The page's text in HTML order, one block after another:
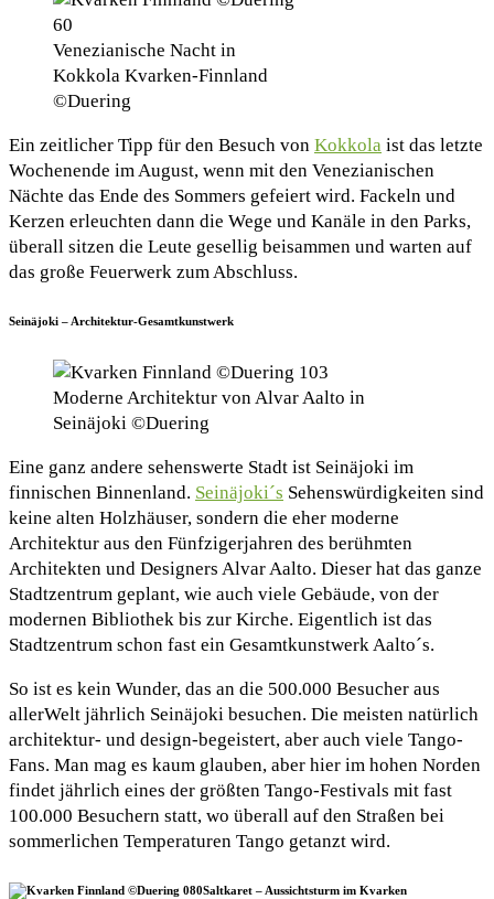
Venezianische Nacht in
Kokkola Kvarken-Finnland
©Duering
Ein zeitlicher Tipp für den Besuch von Kokkola ist das letzte
Wochenende im August, wenn mit den Venezianischen
Nächte das Ende des Sommers gefeiert wird. Fackeln und
Kerzen erleuchten dann die Wege und Kanäle in den Parks,
überall sitzen die Leute gesellig beisammen und warten auf
das große Feuerwerk zum Abschluss.
Seinäjoki – Architektur-Gesamtkunstwerk
Moderne Architektur von Alvar Aalto in
Seinäjoki ©Duering
Eine ganz andere sehenswerte Stadt ist Seinäjoki im
finnischen Binnenland. Seinäjoki´s Sehenswürdigkeiten sind
keine alten Holzhäuser, sondern die eher moderne
Architektur aus den Fünfzigerjahren des berühmten
Architekten und Designers Alvar Aalto. Dieser hat das ganze
Stadtzentrum geplant, wie auch viele Gebäude, von der
modernen Bibliothek bis zur Kirche. Eigentlich ist das
Stadtzentrum schon fast ein Gesamtkunstwerk Aalto´s.
So ist es kein Wunder, das an die 500.000 Besucher aus
allerWelt jährlich Seinäjoki besuchen. Die meisten natürlich
architektur- und design-begeistert, aber auch viele Tango-
Fans. Man mag es kaum glauben, aber hier im hohen Norden
findet jährlich eines der größten Tango-Festivals mit fast
100.000 Besuchern statt, wo überall auf den Straßen bei
sommerlichen Temperaturen Tango getanzt wird.
Saltkaret – Aussichtsturm im Kvarken